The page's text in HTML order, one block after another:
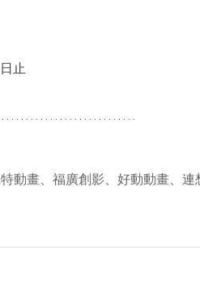
止
動畫、福廣創影、好動動畫、連